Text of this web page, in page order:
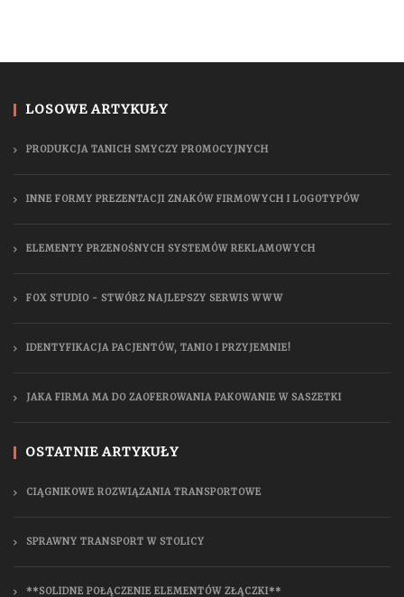
LOSOWE ARTYKUŁY
PRODUKCJA TANICH SMYCZY PROMOCYJNYCH
INNE FORMY PREZENTACJI ZNAKÓW FIRMOWYCH I LOGOTYPÓW
ELEMENTY PRZENOŚNYCH SYSTEMÓW REKLAMOWYCH
FOX STUDIO - STWÓRZ NAJLEPSZY SERWIS WWW
IDENTYFIKACJA PACJENTÓW, TANIO I PRZYJEMNIE!
JAKA FIRMA MA DO ZAOFEROWANIA PAKOWANIE W SASZETKI
OSTATNIE ARTYKUŁY
CIĄGNIKOWE ROZWIĄZANIA TRANSPORTOWE
SPRAWNY TRANSPORT W STOLICY
**SOLIDNE POŁĄCZENIE ELEMENTÓW ZŁĄCZKI**